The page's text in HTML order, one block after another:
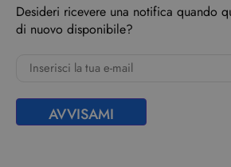
Desideri ricevere una notifica quando
di nuovo disponibile?
AVVISAMI